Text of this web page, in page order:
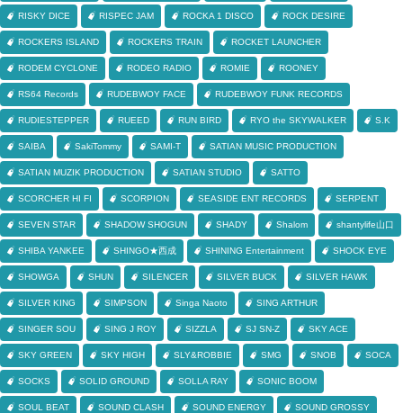
RISKY DICE RISPEC JAM ROCKA 1 DISCO ROCK DESIRE
ROCKERS ISLAND ROCKERS TRAIN ROCKET LAUNCHER
RODEM CYCLONE RODEO RADIO ROMIE ROONEY
RS64 Records RUDEBWOY FACE RUDEBWOY FUNK RECORDS
RUDIESTEPPER RUEED RUN BIRD RYO the SKYWALKER S.K
SAIBA SakiTommy SAMI-T SATIAN MUSIC PRODUCTION
SATIAN MUZIK PRODUCTION SATIAN STUDIO SATTO
SCORCHER HI FI SCORPION SEASIDE ENT RECORDS SERPENT
SEVEN STAR SHADOW SHOGUN SHADY Shalom shantylife山口
SHIBA YANKEE SHINGO★西成 SHINING Entertainment SHOCK EYE
SHOWGA SHUN SILENCER SILVER BUCK SILVER HAWK
SILVER KING SIMPSON Singa Naoto SING ARTHUR
SINGER SOU SING J ROY SIZZLA SJ SN-Z SKY ACE
SKY GREEN SKY HIGH SLY&ROBBIE SMG SNOB SOCA
SOCKS SOLID GROUND SOLLA RAY SONIC BOOM
SOUL BEAT SOUND CLASH SOUND ENERGY SOUND GROSSY